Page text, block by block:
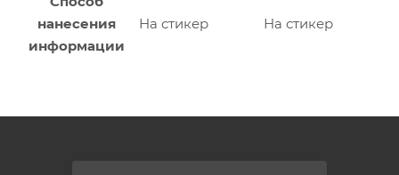
нанесения
информации
На стикер На стикер